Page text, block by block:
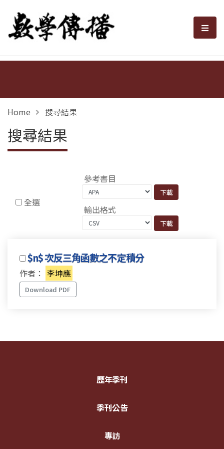
數學傳播 選
Home 搜尋結果
搜尋結果
全選
參考書目
輸出格式
$n$ 次反三角函數之不定積分
作者： 李坤應
Download PDF
歷年季刊
季刊公告
專訪